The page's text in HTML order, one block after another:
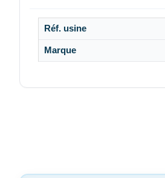
Réf. usine
Marque